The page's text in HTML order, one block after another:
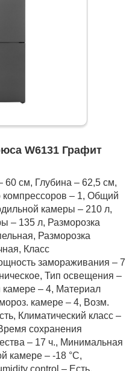
W6131 Графит
см, Глубина – 62,5 см,
компрессоров – 1, Общий
камеры – 210 л,
– 135 л, Разморозка
Разморозка
Класс
замораживания – 7
Тип освещения –
камере – 4, Материал
камере – 4, Возм.
Климатический класс –
сохранения
– 17 ч., Минимальная
камере – -18 °C,
control – Есть,